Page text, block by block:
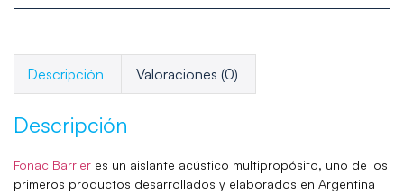
Descripción Valoraciones (0)
Descripción
Fonac Barrier es un aislante acústico multipropósito, uno de los
primeros productos desarrollados y elaborados en Argentina